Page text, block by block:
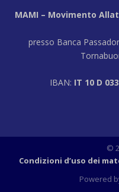
MAMI – Movimento
presso Banca
IBAN: IT 10 D
©
Condizioni d’uso dei
Powered